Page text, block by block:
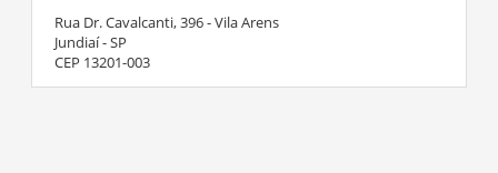
Rua Dr. Cavalcanti, 396 - Vila Arens
Jundiaí - SP
CEP 13201-003